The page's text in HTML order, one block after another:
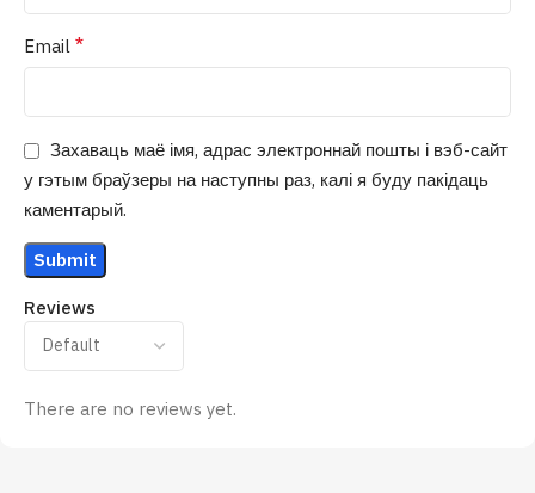
Reviews
There are no reviews yet.
Email*
Захаваць маё імя, адрас электроннай пошты і вэб-сайт
у гэтым браўзеры на наступны раз, калі я буду пакідаць
каментарый.